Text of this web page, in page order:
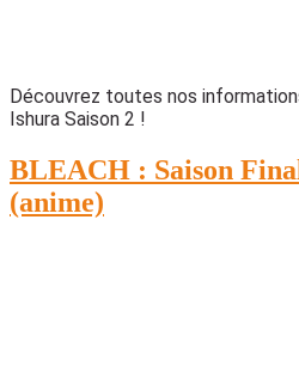
Découvrez toutes nos
Ishura Saison 2 !
BLEACH : Saison
(anime)